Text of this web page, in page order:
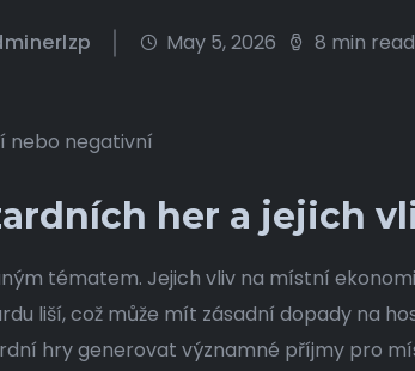
May 5, 2026 8 min read
nebo negativní
her a jejich
tématem. Jejich vliv na místní
liší, což může mít zásadní dopady na
hry generovat významné příjmy pro